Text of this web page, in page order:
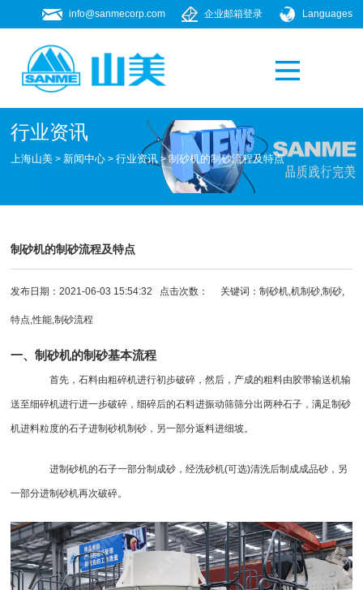
Languages
企业邮箱登录
info@sanmecorp.com
行业资讯
上海山美 > 新闻中心 >行业资讯 >制砂机的制砂流程及特点
制砂机的制砂流程及特点
发布日期：2021-06-03 15:54:32 点击次数： 关键词：制砂机 ,机制砂,制砂,
特点,性能,制砂流程
一、制砂机的制砂基本流程
首先，石料由粗碎机进行初步破碎，然后，产成的粗料由胶带输送机输
送至细碎机进行进一步破碎，细碎后的石料进振动筛筛分出两种石子，满足制砂
机进料粒度的石子进制砂机制砂 ，另一部分返料进细坡。
进制砂机的石子一部分制成砂，经洗砂机(可选)清洗后制成成品砂，另
一部分进制砂机再次破碎。